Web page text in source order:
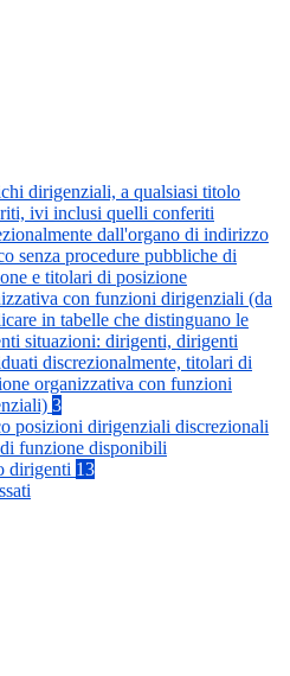
dirigenziali, a qualsiasi titolo
ivi inclusi quelli conferiti
dall'organo di indirizzo
senza procedure pubbliche di
e titolari di posizione
con funzioni dirigenziali (da
in tabelle che distinguano le
situazioni: dirigenti, dirigenti
discrezionalmente, titolari di
organizzativa con funzioni
3
posizioni dirigenziali discrezionali
funzione disponibili
dirigenti 13